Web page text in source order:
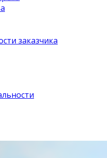
заказчика